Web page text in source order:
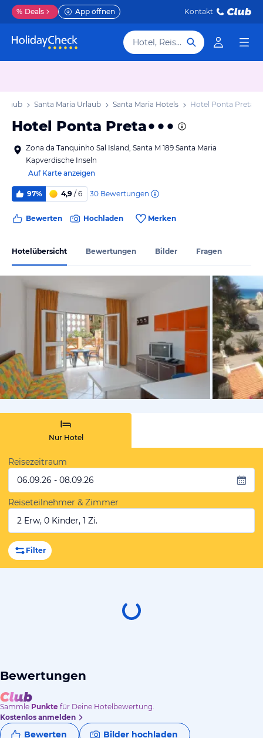
% Deals App öffnen Kontakt
Hotel, Reiseziel
Santa Maria Urlaub Santa Maria Hotels Hotel Ponta Preta
Hotel Ponta Preta
Zona da Tanquinho Sal Island, Santa M 189 Santa Maria
Kapverdische Inseln
Auf Karte anzeigen
97% 4,9 / 6 30 Bewertungen
Bewerten Hochladen Merken
Hotelübersicht Bewertungen Bilder Fragen
vom
Nur Hotel
Reisezeitraum
06.09.26 - 08.09.26
Reiseteilnehmer & Zimmer
2 Erw, 0 Kinder, 1 Zi.
Filter
Bewertungen
Sammle Punkte für Deine Hotelbewertung.
Kostenlos anmelden
Bewerten Bilder hochladen